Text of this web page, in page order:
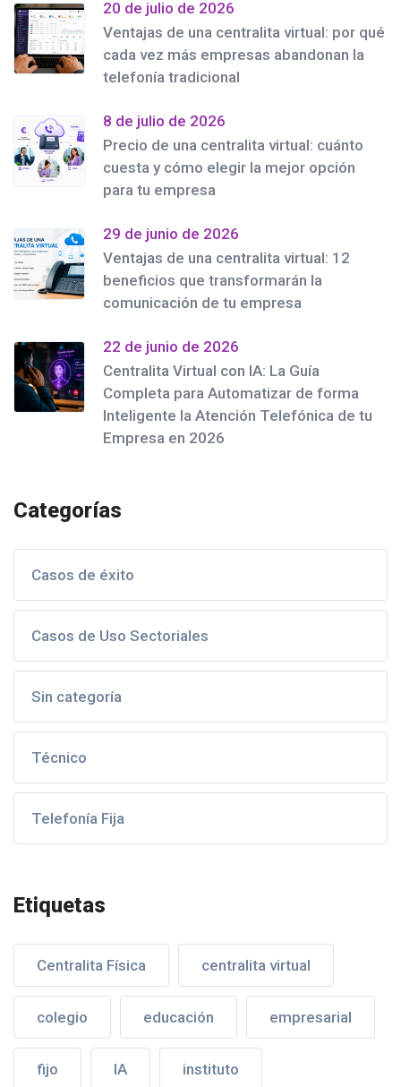
20 de julio de 2026
Ventajas de una centralita virtual: por qué
cada vez más empresas abandonan la
telefonía tradicional
8 de julio de 2026
Precio de una centralita virtual: cuánto
cuesta y cómo elegir la mejor opción
para tu empresa
29 de junio de 2026
Ventajas de una centralita virtual: 12
beneficios que transformarán la
comunicación de tu empresa
22 de junio de 2026
Centralita Virtual con IA: La Guía
Completa para Automatizar de forma
Inteligente la Atención Telefónica de tu
Empresa en 2026
Categorías
Casos de éxito
Casos de Uso Sectoriales
Sin categoría
Técnico
Telefonía Fija
Etiquetas
Centralita Física centralita virtual
colegio educación empresarial
fijo IA instituto